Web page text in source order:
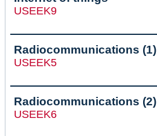
USEEK9
Radiocommunications (1)
USEEK5
Radiocommunications (2)
USEEK6